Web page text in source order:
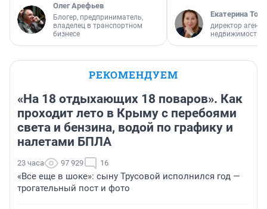
Олег Арефьев
Блогер, предприниматель,
владелец в транспортном
бизнесе
Екатерина
директор
недвижимости
РЕКОМЕНДУЕМ
«На 18 отдыхающих 18 поваров». Как
проходит лето в Крыму с перебоями
света и бензина, водой по графику и
налетами БПЛА
23 часа 97 929 16
«Все еще в шоке»: сыну Трусовой исполнился год —
трогательный пост и фото